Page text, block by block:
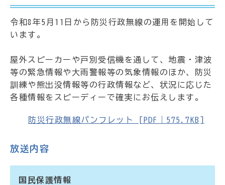
令和8年5月11日から防災行政無線の運用を開始して
います。
屋外スピーカーや戸別受信機を通して、地震・津波
等の緊急情報や大雨警報等の気象情報のほか、防災
訓練や熊出没情報等の行政情報など、状況に応じた
各種情報をスピーディーで確実にお伝えします。
防災行政無線パンフレット [PDF｜575.7KB]
放送内容
国民保護情報